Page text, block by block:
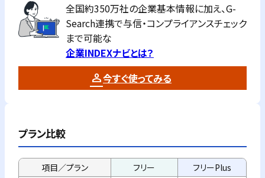
全国約350万社の企業基本情報に加え、G-
Search連携で与信・コンプライアンスチェック
まで可能な
企業INDEXナビとは？
今すぐ使ってみる
プラン比較
項目／プラン フリー
フリーPlus